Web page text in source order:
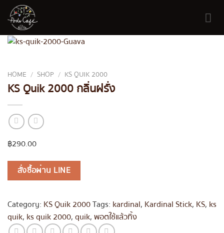
Skip
content
HOME / SHOP / KS QUIK 2000
KS Quik 2000 กลิ่นฝรั่ง
฿290.00
สั่งซื้อผ่าน LINE
Category: KS Quik 2000Tags: kardinal, Kardinal Stick, KS, ks
quik, ks quik 2000,quik,พอตใช้แล้วทิ้ง